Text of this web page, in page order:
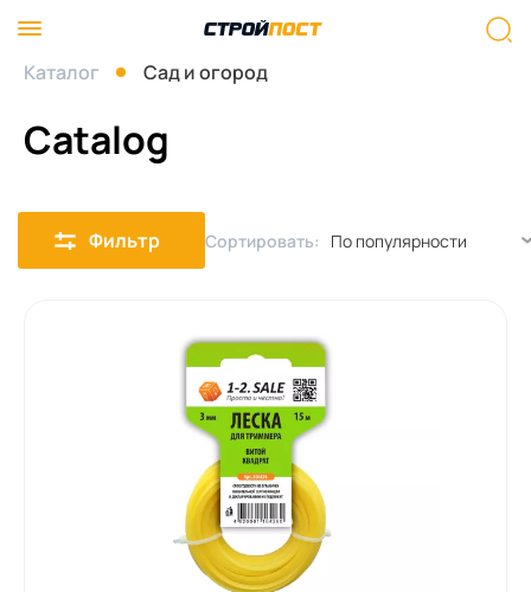
Каталог Сад и огород
Catalog
Фильтр Сортировать: